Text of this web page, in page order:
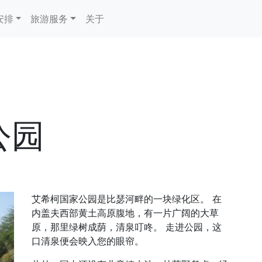
排 旅游服务 关于
园
艾希柯国家公园是比瑟河畔的一块绿化区。 在
内盖夫西部黄土高原腹地，有一片广阔的大草
原，那里绿树成荫，清泉叮咚。 走进公园，这
口清泉便会映入您的眼帘。